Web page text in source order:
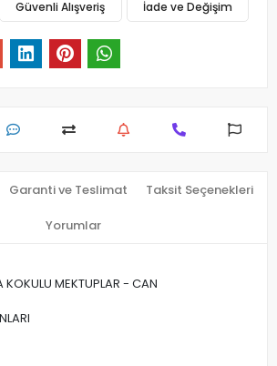
Güvenli Alışveriş İade ve Değişim
Garanti ve Teslimat Taksit Seçenekleri
Yorumlar
MEKTUPLAR - CAN